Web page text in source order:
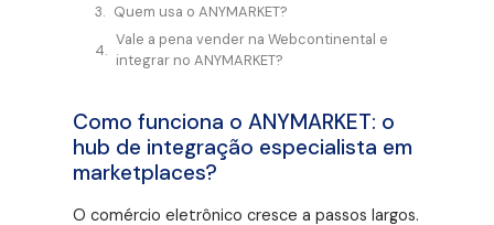
Quem usa o ANYMARKET?
Vale a pena vender na Webcontinental e
integrar no ANYMARKET?
Como funciona o ANYMARKET: o
hub de integração especialista em
marketplaces?
O comércio eletrônico cresce a passos largos.